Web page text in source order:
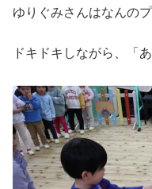
ゆりぐみさんはなんの
ドキドキしながら、「